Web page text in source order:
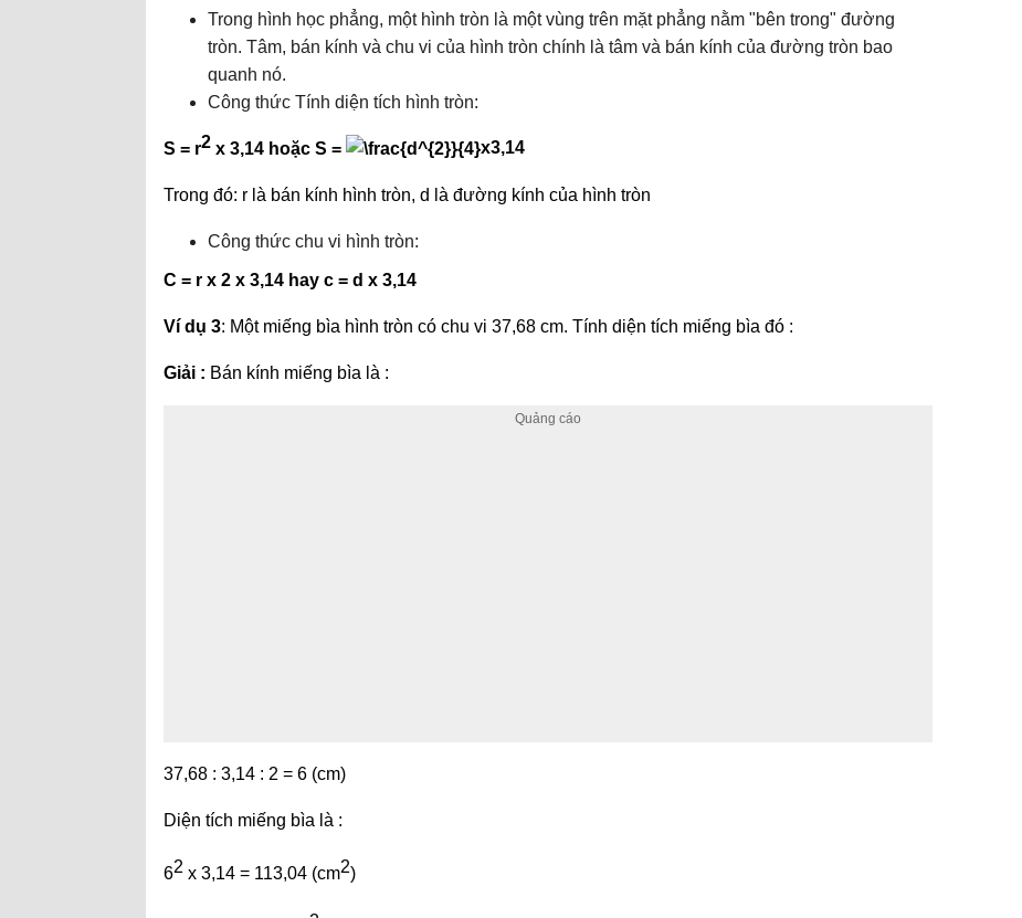
Trong hình học phẳng, một hình tròn là một vùng trên mặt phẳng nằm "bên trong" đường
tròn. Tâm, bán kính và chu vi của hình tròn chính là tâm và bán kính của đường tròn bao
quanh nó.
Công thức Tính diện tích hình tròn:
S = r2 x 3,14 hoặc S = x3,14
Trong đó: r là bán kính hình tròn, d là đường kính của hình tròn
Công thức chu vi hình tròn:
C = r x 2 x 3,14 hay c = d x 3,14
Ví dụ 3: Một miếng bìa hình tròn có chu vi 37,68 cm. Tính diện tích miếng bìa đó :
Giải : Bán kính miếng bìa là :
37,68 : 3,14 : 2 = 6 (cm)
Diện tích miếng bìa là :
62 x 3,14 = 113,04 (cm2)